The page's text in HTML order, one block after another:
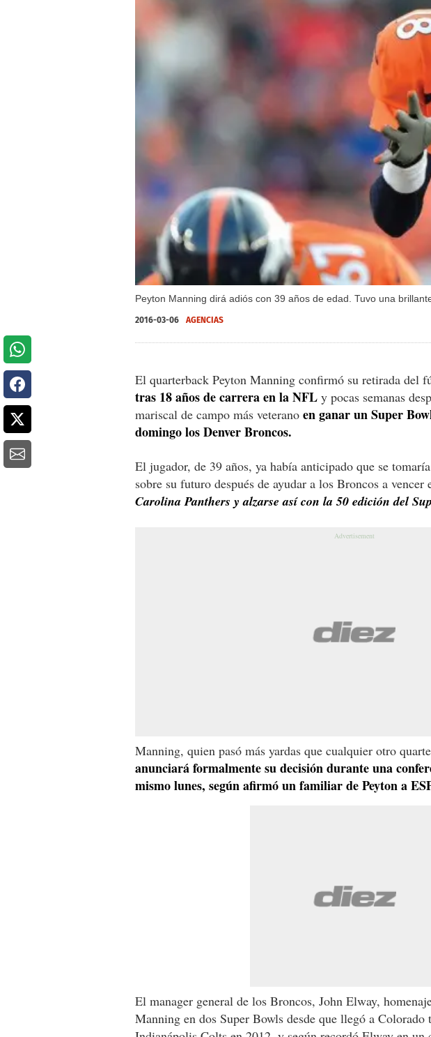
Peyton Manning dirá adiós con 39 años de edad. Tuvo una
2016-03-06 AGENCIAS
El quarterback Peyton Manning confirmó su retirada del
tras 18 años de carrera en la NFL y pocas semanas
mariscal de campo más veterano en ganar un Super
domingo los Denver Broncos.
El jugador, de 39 años, ya había anticipado que se
sobre su futuro después de ayudar a los Broncos a
Carolina Panthers y alzarse así con la 50 edición del
Manning, quien pasó más yardas que cualquier otro
anunciará formalmente su decisión durante una
mismo lunes, según afirmó un familiar de Peyton a
El manager general de los Broncos, John Elway,
Manning en dos Super Bowls desde que llegó a Colorado